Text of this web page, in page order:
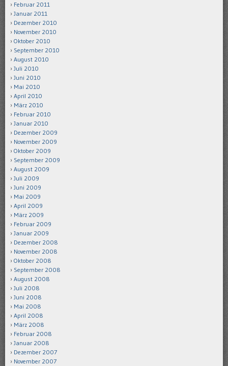
Februar 2011
Januar 2011
Dezember 2010
November 2010
Oktober 2010
September 2010
August 2010
Juli 2010
Juni 2010
Mai 2010
April 2010
März 2010
Februar 2010
Januar 2010
Dezember 2009
November 2009
Oktober 2009
September 2009
August 2009
Juli 2009
Juni 2009
Mai 2009
April 2009
März 2009
Februar 2009
Januar 2009
Dezember 2008
November 2008
Oktober 2008
September 2008
August 2008
Juli 2008
Juni 2008
Mai 2008
April 2008
März 2008
Februar 2008
Januar 2008
Dezember 2007
November 2007